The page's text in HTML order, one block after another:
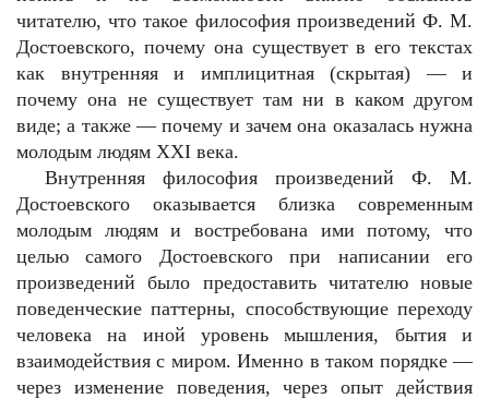
читателю, что такое философия произведений Ф. М.
Достоевского, почему она существует в его текстах
как внутренняя и имплицитная (скрытая) — и
почему она не существует там ни в каком другом
виде; а также — почему и зачем она оказалась нужна
молодым людям XXI века.
Внутренняя философия произведений Ф. М.
Достоевского оказывается близка современным
молодым людям и востребована ими потому, что
целью самого Достоевского при написании его
произведений было предоставить читателю новые
поведенческие паттерны, способствующие переходу
человека на иной уровень мышления, бытия и
взаимодействия с миром. Именно в таком порядке —
через изменение поведения, через опыт действия